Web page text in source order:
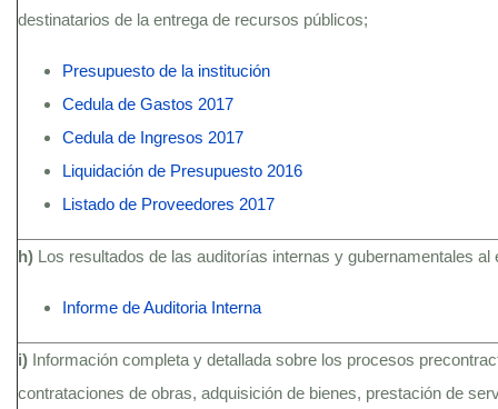
destinatarios de la entrega de recursos públicos;
Presupuesto de la institución
Cedula de Gastos 2017
Cedula de Ingresos 2017
Liquidación de Presupuesto 2016
Listado de Proveedores 2017
h) Los resultados de las auditorías internas y gubernamentales al
Informe de Auditoria Interna
i) Información completa y detallada sobre los procesos
contrataciones de obras, adquisición de bienes, prestación de